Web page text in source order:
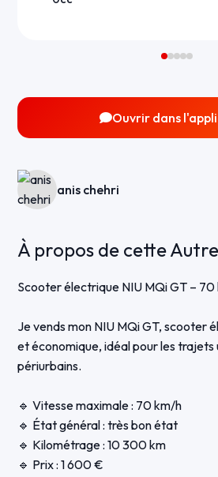
Ouvrir dans
anis chehri
À propos de cette
Scooter électrique NIU MQi GT – 70
Je vends mon NIU MQi GT, scooter
et économique, idéal pour les trajets
périurbains.
🔹 Vitesse maximale : 70 km/h
🔹 État général : très bon état
🔹 Kilométrage : 10 300 km
🔹 Prix : 1 600 €